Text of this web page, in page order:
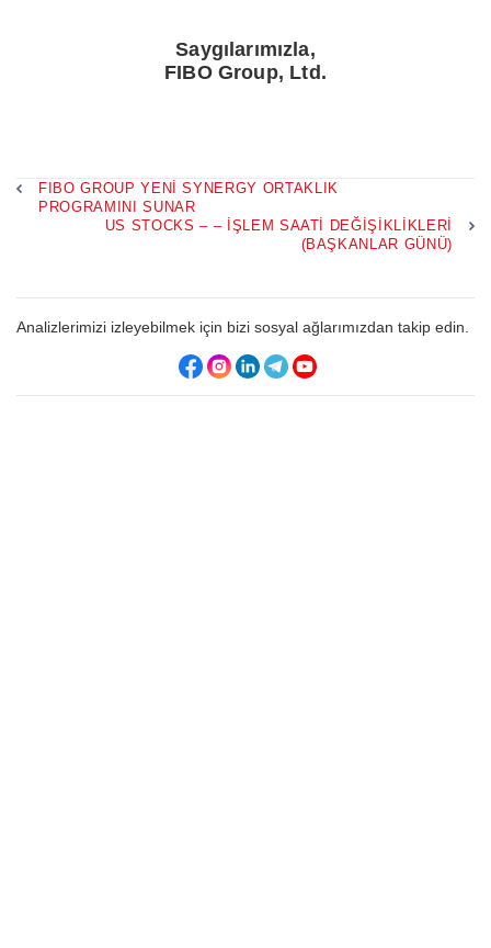
Saygılarımızla,
FIBO Group, Ltd.
FIBO GROUP YENI SYNERGY ORTAKLIK
PROGRAMINI SUNAR
US STOCKS – – İŞLEM SAATI DEĞIŞIKLIKLERI
(BAŞKANLAR GÜNÜ)
Analizlerimizi izleyebilmek için bizi sosyal ağlarımızdan takip edin.